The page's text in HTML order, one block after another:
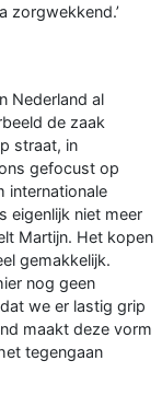
zorgwekkend.’
Nederland al
de zaak
straat, in
gefocust op
internationale
eigenlijk niet meer
Martijn. Het kopen
gemakkelijk.
nog geen
we er lastig grip
maakt deze vorm
tegengaan